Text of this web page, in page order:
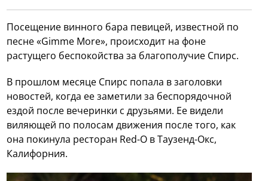
Посещение винного бара певицей, известной по
песне «Gimme More», происходит на фоне
растущего беспокойства за благополучие Спирс.
В прошлом месяце Спирс попала в заголовки
новостей, когда ее заметили за беспорядочной
ездой после вечеринки с друзьями. Ее видели
виляющей по полосам движения после того, как
она покинула ресторан Red-O в Таузенд-Окс,
Калифорния.